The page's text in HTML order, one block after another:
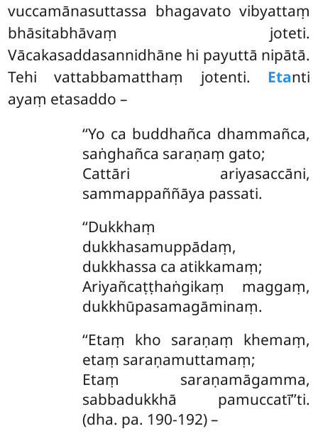
vuccamānasuttassa bhagavato vibyattaṃ
bhāsitabhāvaṃ joteti.
Vācakasaddasannidhāne hi payuttā nipātā.
Tehi vattabbamatthaṃ jotenti. Etanti
ayaṃ etasaddo –
‘‘Yo ca buddhañca dhammañca,
saṅghañca saraṇaṃ gato;
Cattāri ariyasaccāni,
sammappaññāya passati.
‘‘Dukkhaṃ
dukkhasamuppādaṃ,
dukkhassa ca atikkamaṃ;
Ariyañcaṭṭhaṅgikaṃ maggaṃ,
dukkhūpasamagāminaṃ.
‘‘Etaṃ kho saraṇaṃ khemaṃ,
etaṃ saraṇamuttamaṃ;
Etaṃ saraṇamāgamma,
sabbadukkhā pamuccatī’’ti.
(dha. pa. 190-192) –